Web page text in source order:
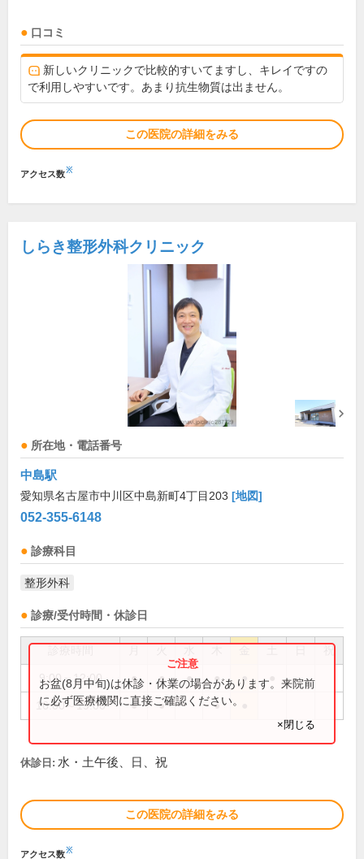
口コミ
新しいクリニックで比較的すいてますし、キレイですの
で利用しやすいです。あまり抗生物質は出ません。
この医院の詳細をみる
アクセス数※
しらき整形外科クリニック
所在地・電話番号
中島駅
愛知県名古屋市中川区中島新町4丁目203 [地図]
052-355-6148
診療科目
整形外科
診療/受付時間・休診日
祝
9:00～12:00 ● ● ● ● ●
16:00～19:00 ● ● ●
お盆(8月中旬)は休診・休業の場合があります。来院前
に必ず医療機関に直接ご確認ください。
×閉じる
休診日: 水・土午後、日、祝
この医院の詳細をみる
アクセス数※